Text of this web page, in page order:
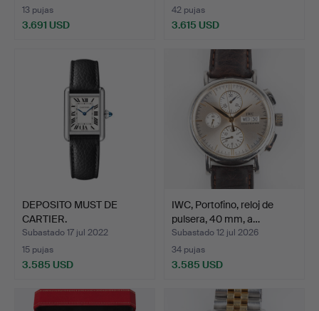
13 pujas
3.691 USD
42 pujas
3.615 USD
DEPOSITO MUST DE
CARTIER.
Subastado 17 jul 2022
15 pujas
3.585 USD
IWC, Portofino, reloj de
pulsera, 40 mm, a…
Subastado 12 jul 2026
34 pujas
3.585 USD